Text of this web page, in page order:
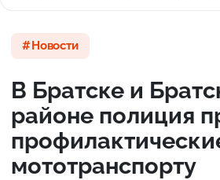
Новости
В Братске и
районе полиция
мототранспорту